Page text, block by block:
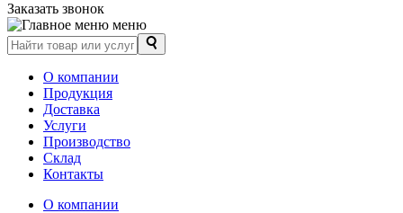
Заказать звонок
меню
О компании
Продукция
Доставка
Услуги
Производство
Склад
Контакты
О компании